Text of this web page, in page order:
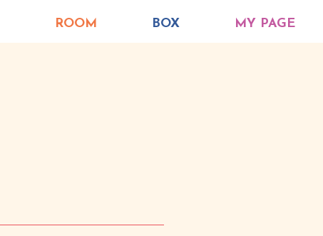
ROOM BOX MY PAGE